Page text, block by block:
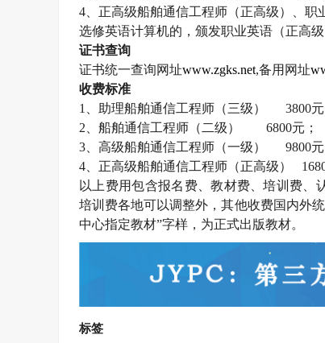
4 、正高级船舶通信工程师（正高级）、职
选修英语计算机的，颁发职业英语（正高
证书查询
证书统一查询网址www.zgks.net,备用网址
收费标准
1
、助理船舶通信工程师（三级） 3800元
2 、船舶通信工程师（二级） 6800元；
3 、高级船舶通信工程师（一级） 9800元
4 、正高级船舶通信工程师（正高级）
以上费用包含报名费、教材费、培训费、
培训费各地可以调整外，其他收费国内外
中心指定教材”字样，为正式出版教材。
标签